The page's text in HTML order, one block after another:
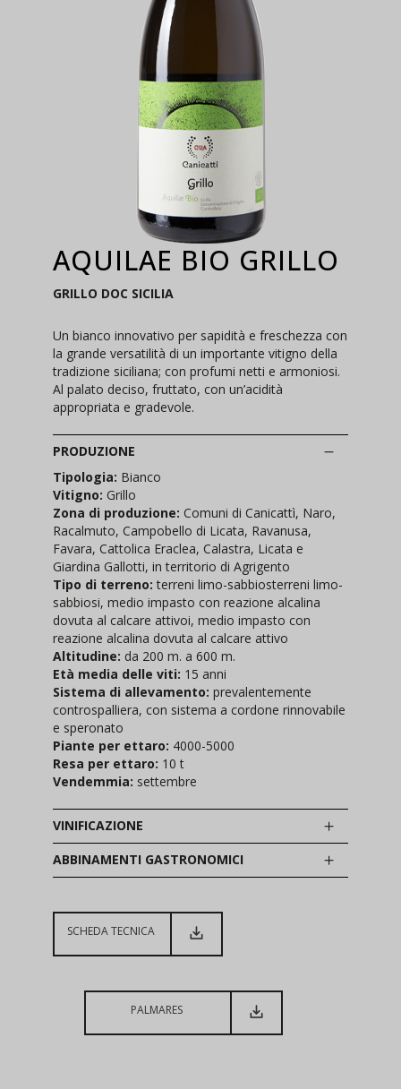
AQUILAE BIO GRILLO
GRILLO DOC SICILIA
Un bianco innovativo per sapidità e freschezza con
la grande versatilità di un importante vitigno della
tradizione siciliana; con profumi netti e armoniosi.
Al palato deciso, fruttato, con un’acidità
appropriata e gradevole.
PRODUZIONE
Tipologia: Bianco
Vitigno: Grillo
Zona di produzione: Comuni di Canicattì, Naro,
Racalmuto, Campobello di Licata, Ravanusa,
Favara, Cattolica Eraclea, Calastra, Licata e
Giardina Gallotti, in territorio di Agrigento
Tipo di terreno:terreni limo-sabbiosterreni limo-
sabbiosi, medio impasto con reazione alcalina
dovuta al calcare attivoi, medio impasto con
reazione alcalina dovuta al calcare attivo
Altitudine: da 200 m. a 600 m.
Età media delle viti: 15 anni
Sistema di allevamento: prevalentemente
controspalliera, con sistema a cordone rinnovabile
e speronato
Piante per ettaro: 4000-5000
Resa per ettaro: 10 t
Vendemmia: settembre
VINIFICAZIONE
ABBINAMENTI GASTRONOMICI
SCHEDA TECNICA
PALMARES